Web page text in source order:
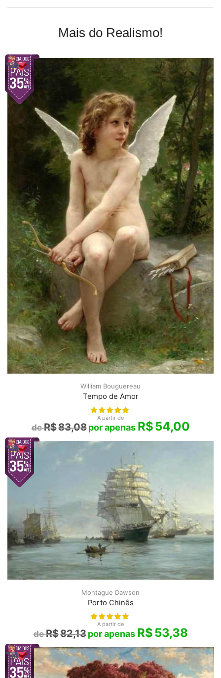
Mais do Realismo!
William Bouguereau
Tempo de Amor
A partir de
R$83,08 R$54,00
Montague Dawson
Porto Chinês
A partir de
R$82,13 R$53,38